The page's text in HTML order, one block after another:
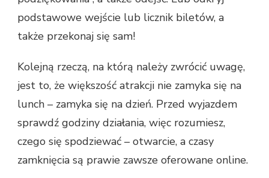
podstawowe wejście lub licznik biletów, a
także przekonaj się sam!
Kolejną rzeczą, na którą należy zwrócić uwagę,
jest to, że większość atrakcji nie zamyka się na
lunch – zamyka się na dzień. Przed wyjazdem
sprawdź godziny działania, więc rozumiesz,
czego się spodziewać – otwarcie, a czasy
zamknięcia są prawie zawsze oferowane online.